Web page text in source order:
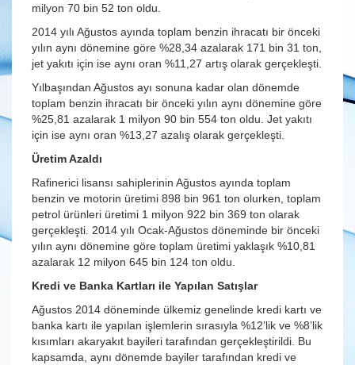
milyon 70 bin 52 ton oldu.
2014 yılı Ağustos ayında toplam benzin ihracatı bir önceki
yılın aynı dönemine göre %28,34 azalarak 171 bin 31 ton,
jet yakıtı için ise aynı oran %11,27 artış olarak gerçekleşti.
Yılbaşından Ağustos ayı sonuna kadar olan dönemde
toplam benzin ihracatı bir önceki yılın aynı dönemine göre
%25,81 azalarak 1 milyon 90 bin 554 ton oldu. Jet yakıtı
için ise aynı oran %13,27 azalış olarak gerçekleşti.
Üretim Azaldı
Rafinerici lisansı sahiplerinin Ağustos ayında toplam
benzin ve motorin üretimi 898 bin 961 ton olurken, toplam
petrol ürünleri üretimi 1 milyon 922 bin 369 ton olarak
gerçekleşti. 2014 yılı Ocak-Ağustos döneminde bir önceki
yılın aynı dönemine göre toplam üretimi yaklaşık %10,81
azalarak 12 milyon 645 bin 124 ton oldu.
Kredi ve Banka Kartları ile Yapılan Satışlar
Ağustos 2014 döneminde ülkemiz genelinde kredi kartı ve
banka kartı ile yapılan işlemlerin sırasıyla %12’lik ve %8’lik
kısımları akaryakıt bayileri tarafından gerçekleştirildi. Bu
kapsamda, aynı dönemde bayiler tarafından kredi ve